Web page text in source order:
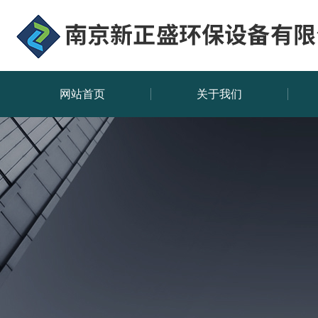
网站首页 关于我们